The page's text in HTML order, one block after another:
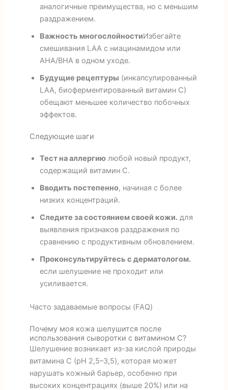
аналогичные преимущества, но с меньшим
раздражением.
Важность многослойностиИзбегайте
смешивания LAA с ниацинамидом или
AHA/BHA в одном уходе.
Будущие рецептуры (инкапсулированный
LAA, биоферментированный витамин С)
обещают меньшее количество побочных
эффектов.
Следующие шаги
Тест на аллергиюлюбой новый продукт,
содержащий витамин С.
Вводить постепенно, начиная с более
низких концентраций.
Следите за состоянием своей кожи.для
выявления признаков раздражения по
сравнению с продуктивным обновлением.
Проконсультируйтесь с дерматологом.
если шелушение не проходит или
усиливается.
Часто задаваемые вопросы (FAQ)
Почему моя кожа шелушится после
использования сыворотки с витамином С?
Шелушение возникает из-за кислой природы
витамина С (pH 2,5–3,5), которая может
нарушать кожный барьер, особенно при
высоких концентрациях (выше 20%) или на